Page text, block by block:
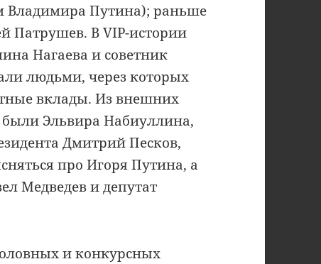
Владимира Путина); раньше
Патрушев. В VIP-истории
Нагаева и советник
людьми, через которых
вклады. Из внешних
Эльвира Набиуллина,
Дмитрий Песков,
про Игоря Путина, а
Медведев и депутат
и конкурсных